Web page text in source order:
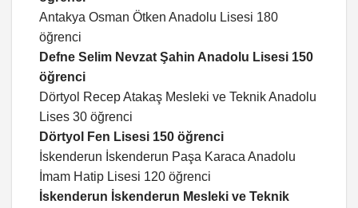
Antakya Osman Ötken Anadolu Lisesi 180
öğrenci
Defne Selim Nevzat Şahin Anadolu Lisesi 150
öğrenci
Dörtyol Recep Atakaş Mesleki ve Teknik Anadolu
Lises 30 öğrenci
Dörtyol Fen Lisesi 150 öğrenci
İskenderun İskenderun Paşa Karaca Anadolu
İmam Hatip Lisesi 120 öğrenci
İskenderun İskenderun Mesleki ve Teknik